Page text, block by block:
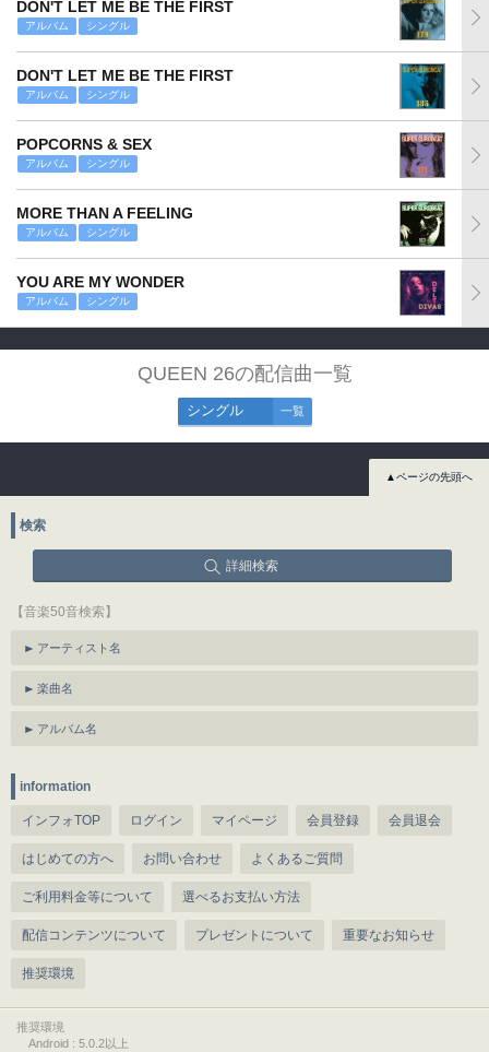
DON'T LET ME BE THE FIRST
アルバム シングル
DON'T LET ME BE THE FIRST
アルバム シングル
POPCORNS & SEX
アルバム シングル
MORE THAN A FEELING
アルバム シングル
YOU ARE MY WONDER
アルバム シングル
QUEEN 26の配信曲一覧
シングル 一覧
▲ページの先頭へ
検索
詳細検索
【音楽50音検索】
アーティスト名
楽曲名
アルバム名
information
インフォTOP ログイン マイページ 会員登録 会員退会
はじめての方へ お問い合わせ よくあるご質問
ご利用料金等について 選べるお支払い方法
配信コンテンツについて プレゼントについて 重要なお知らせ
推奨環境
推奨環境
Android : 5.0.2以上